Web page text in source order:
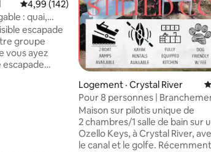
Note moyenne de 4,99 sur 5, 142
4,99 (142)
: quai,
escapade
groupe
vous ayez
Logement · Crystal River
Pour 8 personnes |
VR | Sur le canal | 2 rampes pour
Maison sur pilotis unique de
2 chambres/1 salle de bain sur
Ozello Keys, à Crystal River,
le canal et le golfe.